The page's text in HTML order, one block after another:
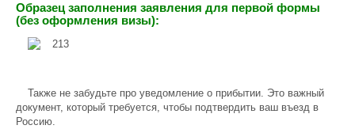
Образец заполнения заявления для первой формы
(без оформления визы):
Также не забудьте про уведомление о прибытии. Это важный
документ, который требуется, чтобы подтвердить ваш въезд в
Россию.